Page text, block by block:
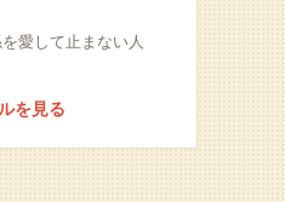
愛して止まない人
を見る